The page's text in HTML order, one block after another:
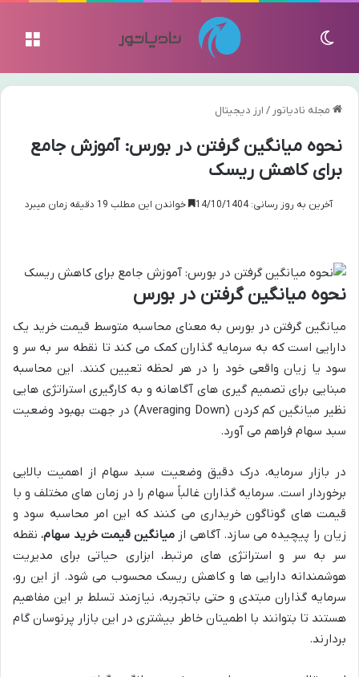
مجله نادیاتور / ارز دیجیتال
نحوه میانگین گرفتن در بورس: آموزش جامع
برای کاهش ریسک
آخرین به روز رسانی: 14/10/1404 خواندن این مطلب 19 دقیقه زمان میبرد
نحوه میانگین گرفتن در بورس
میانگین گرفتن در بورس به معنای محاسبه متوسط قیمت خرید یک
دارایی است که به سرمایه گذاران کمک می کند تا نقطه سر به سر و
سود یا زیان واقعی خود را در هر لحظه تعیین کنند. این محاسبه
مبنایی برای تصمیم گیری های آگاهانه و به کارگیری استراتژی هایی
نظیر میانگین کم کردن (Averaging Down) در جهت بهبود وضعیت
سبد سهام فراهم می آورد.
در بازار سرمایه، درک دقیق وضعیت سبد سهام از اهمیت بالایی
برخوردار است. سرمایه گذاران غالباً سهام را در زمان های مختلف و با
قیمت های گوناگون خریداری می کنند که این امر محاسبه سود و
زیان را پیچیده می سازد. آگاهی از میانگین قیمت خرید سهام، نقطه
سر به سر و استراتژی های مرتبط، ابزاری حیاتی برای مدیریت
هوشمندانه دارایی ها و کاهش ریسک محسوب می شود. از این رو،
سرمایه گذاران مبتدی و حتی باتجربه، نیازمند تسلط بر این مفاهیم
هستند تا بتوانند با اطمینان خاطر بیشتری در این بازار پرنوسان گام
بردارند.